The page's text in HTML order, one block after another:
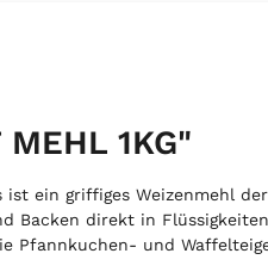
1KG"
ein griffiges Weizenmehl
Backen direkt in
Pfannkuchen- und